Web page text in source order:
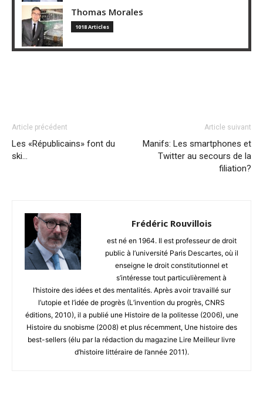
Thomas Morales
1018 Articles
Article précédent
Les «Républicains» font du
ski…
Article suivant
Manifs: Les smartphones et
Twitter au secours de la
filiation?
Frédéric Rouvillois
est né en 1964. Il est professeur de droit
public à l’université Paris Descartes, où il
enseigne le droit constitutionnel et
s’intéresse tout particulièrement à
l’histoire des idées et des mentalités. Après avoir travaillé sur
l’utopie et l’idée de progrès (L’invention du progrès, CNRS
éditions, 2010), il a publié une Histoire de la politesse (2006), une
Histoire du snobisme (2008) et plus récemment, Une histoire des
best-sellers (élu par la rédaction du magazine Lire Meilleur livre
d’histoire littéraire de l’année 2011).